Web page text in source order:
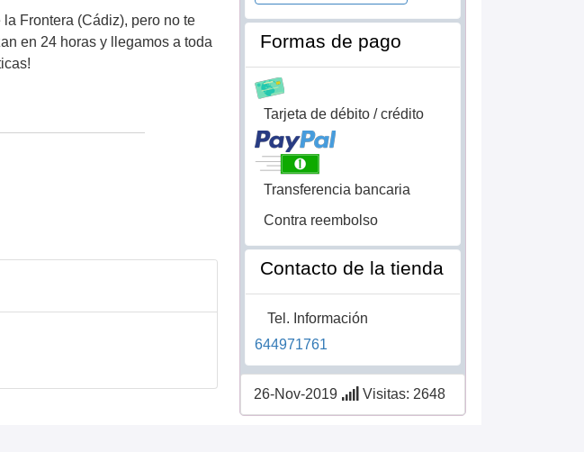
Frontera (Cádiz), pero no te
en 24 horas y llegamos a toda
Formas de pago
Tarjeta de débito / crédito
Transferencia bancaria
Contra reembolso
Contacto de la tienda
Tel. Información
644971761
26-Nov-2019 Visitas: 2648